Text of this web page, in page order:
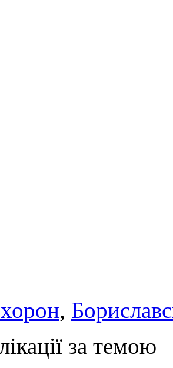
,
за темою